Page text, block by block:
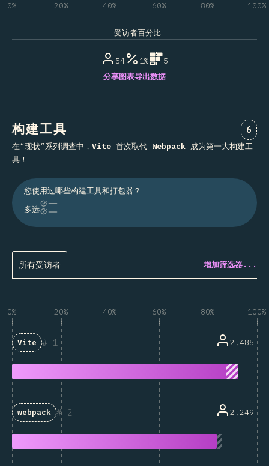
0% 20% 40% 60% 80% 100%
受访者百分比
54 1%
5
分享图表导出数据
构建工具 对“
6
在“现状”系列调查中， Vite 首次取代 Webpack 成为第一大构建工
具！
您使用过哪些构建工具和打包器？
多选
所有受访者 增加筛选器...
0% 20% 40% 60% 80% 100%
1
Vite 2,485
2
webpack 2,249